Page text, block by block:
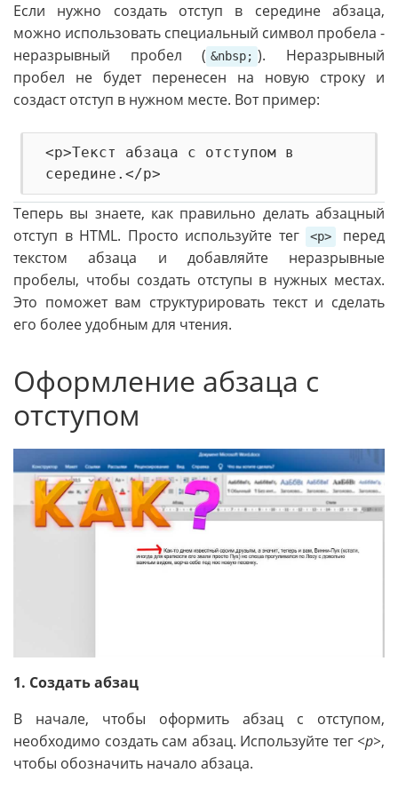
Если нужно создать отступ в середине абзаца,
можно использовать специальный символ пробела -
неразрывный пробел ( &nbsp; ). Неразрывный
пробел не будет перенесен на новую строку и
создаст отступ в нужном месте. Вот пример:
<p>Текст абзаца с отступом в
Теперь вы знаете, как правильно делать абзацный
отступ в HTML. Просто используйте тег
<p>
перед
текстом абзаца и добавляйте неразрывные
пробелы, чтобы создать отступы в нужных местах.
Это поможет вам структурировать текст и сделать
его более удобным для чтения.
Оформление абзаца с
отступом
1. Создать абзац
В начале, чтобы оформить абзац с отступом,
необходимо создать сам абзац. Используйте тег <p>,
чтобы обозначить начало абзаца.